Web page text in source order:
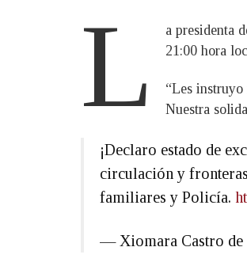
L
a presidenta
21:00 hora
“Les
Nuestra
¡Declaro estado de
circulación y
familiares y Policía.
— Xiomara Castro de